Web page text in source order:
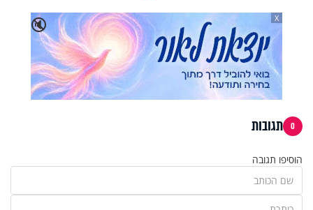
🔇
X
0 תגובות
הוסיפו תגובה